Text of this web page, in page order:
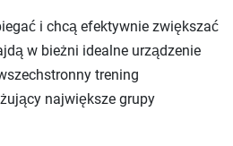
i chcą efektywnie zwiększać
w bieżni idealne urządzenie
trening
największe grupy